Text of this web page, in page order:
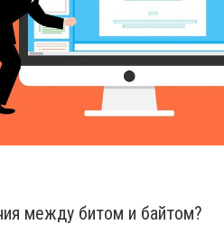
между битом и байтом?